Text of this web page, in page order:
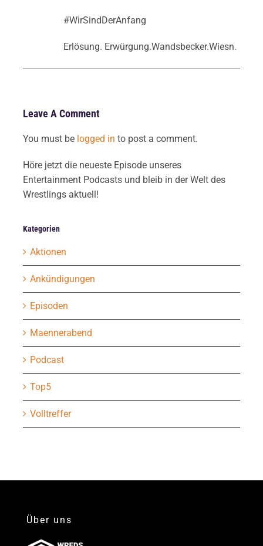
#WirSindDerAnfang
Erlösung. Erwürgung.Wandsbecker.Wiesn.
Leave A Comment
You must be logged in to post a comment.
Höre jetzt die neueste Episode unseres
Entertainment Podcasts und bleib in der Welt des
Wrestlings aktuell!
Kategorien
Aktionen
Ankündigungen
Episoden
Maennerabend
Podcast
Top5
Volltreffer
Über uns